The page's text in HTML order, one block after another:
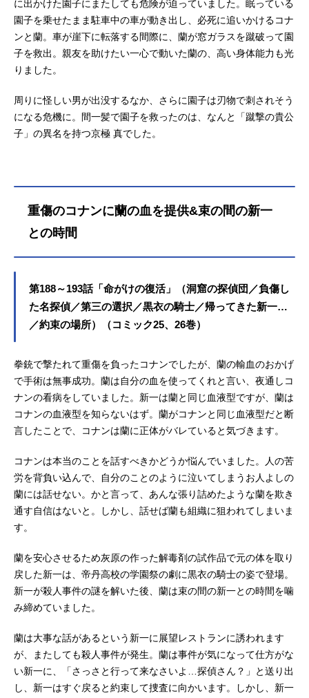
に出かけた園子にまたしても危険が迫っていました。眠っている
園子を乗せたまま駐車中の車が動き出し、必死に追いかけるコナ
ンと蘭。車が崖下に転落する間際に、蘭が窓ガラスを蹴破って園
子を救出。親友を助けたい一心で動いた蘭の、高い身体能力も光
りました。
周りに怪しい男が出没するなか、さらに園子は刃物で刺されそう
になる危機に。間一髪で園子を救ったのは、なんと「蹴撃の貴公
子」の異名を持つ京極 真でした。
重傷のコナンに蘭の血を提供&束の間の新一
との時間
第188～193話「命がけの復活」（洞窟の探偵団／負傷し
た名探偵／第三の選択／黒衣の騎士／帰ってきた新一…
／約束の場所）（コミック25、26巻）
拳銃で撃たれて重傷を負ったコナンでしたが、蘭の輸血のおかげ
で手術は無事成功。蘭は自分の血を使ってくれと言い、夜通しコ
ナンの看病をしていました。新一は蘭と同じ血液型ですが、蘭は
コナンの血液型を知らないはず。蘭がコナンと同じ血液型だと断
言したことで、コナンは蘭に正体がバレていると気づきます。
コナンは本当のことを話すべきかどうか悩んでいました。人の苦
労を背負い込んで、自分のことのように泣いてしまうお人よしの
蘭には話せない。かと言って、あんな張り詰めたような蘭を欺き
通す自信はないと。しかし、話せば蘭も組織に狙われてしまいま
す。
蘭を安心させるため灰原の作った解毒剤の試作品で元の体を取り
戻した新一は、帝丹高校の学園祭の劇に黒衣の騎士の姿で登場。
新一が殺人事件の謎を解いた後、蘭は束の間の新一との時間を噛
み締めていました。
蘭は大事な話があるという新一に展望レストランに誘われます
が、またしても殺人事件が発生。蘭は事件が気になって仕方がな
い新一に、「さっさと行って来なさいよ…探偵さん？」と送り出
し、新一はすぐ戻ると約束して捜査に向かいます。しかし、新一